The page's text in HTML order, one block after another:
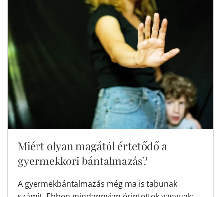
Miért olyan magától értetődő a
gyermekkori bántalmazás?
A gyermekbántalmazás még ma is tabunak